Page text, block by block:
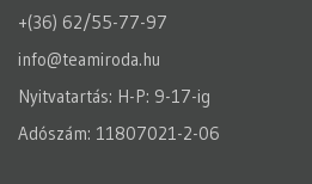
+(36) 62/55-77-97
info@teamiroda.hu
Nyitvatartás: H-P: 9-17-ig
Adószám: 11807021-2-06